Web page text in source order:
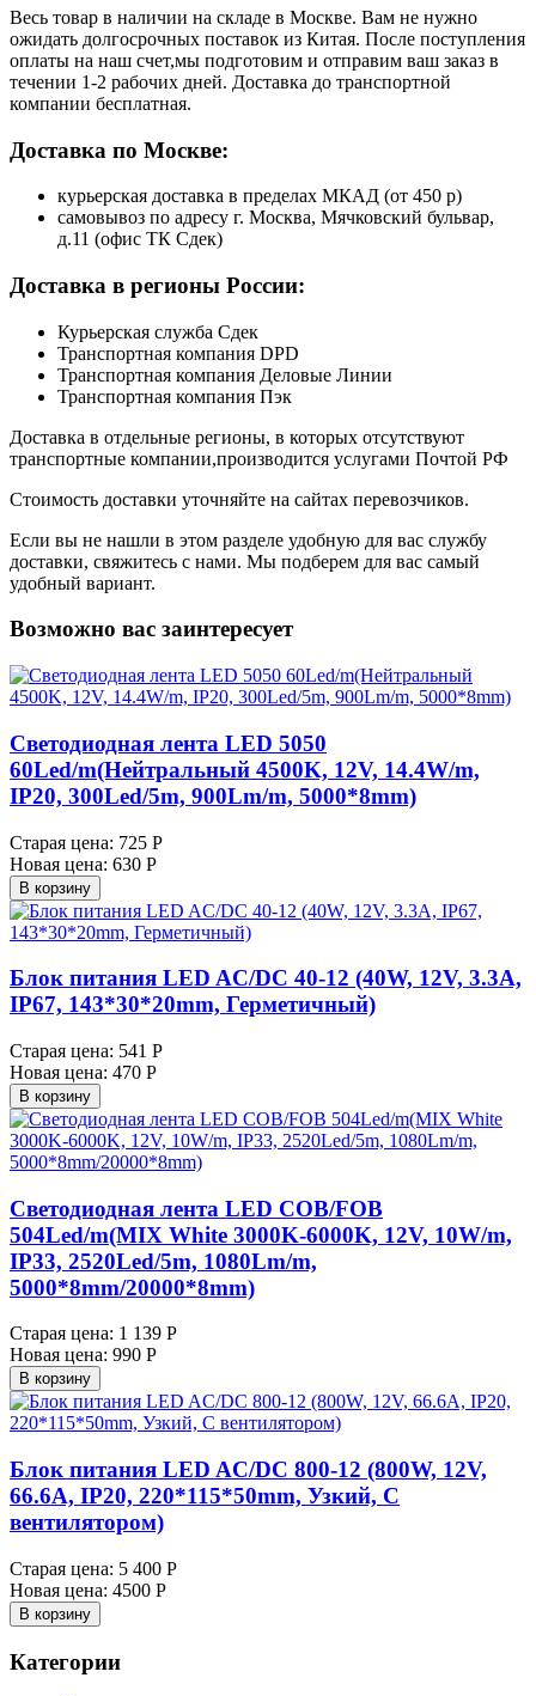
Весь товар в наличии на складе в Москве. Вам не нужно
ожидать долгосрочных поставок из Китая. После поступления
оплаты на наш счет,мы подготовим и отправим ваш заказ в
течении 1-2 рабочих дней. Доставка до транспортной
компании бесплатная.
Доставка по Москве:
курьерская доставка в пределах МКАД (от 450 р)
самовывоз по адресу г. Москва, Мячковский бульвар,
д.11 (офис ТК Сдек)
Доставка в регионы России:
Курьерская служба Сдек
Транспортная компания DPD
Транспортная компания Деловые Линии
Транспортная компания Пэк
Доставка в отдельные регионы, в которых отсутствуют
транспортные компании,производится услугами Почтой РФ
Стоимость доставки уточняйте на сайтах перевозчиков.
Если вы не нашли в этом разделе удобную для вас службу
доставки, свяжитесь с нами. Мы подберем для вас самый
удобный вариант.
Возможно вас заинтересует
Светодиодная лента LED 5050
60Led/m(Нейтральный 4500K, 12V, 14.4W/m,
IP20, 300Led/5m, 900Lm/m, 5000*8mm)
Старая цена: 725 Р
Новая цена: 630 Р
В корзину
Блок питания LED AC/DC 40-12 (40W, 12V, 3.3A,
IP67, 143*30*20mm, Герметичный)
Старая цена: 541 Р
Новая цена: 470 Р
В корзину
Светодиодная лента LED COB/FOB
504Led/m(MIX White 3000K-6000K, 12V, 10W/m,
IP33, 2520Led/5m, 1080Lm/m,
5000*8mm/20000*8mm)
Старая цена: 1 139 Р
Новая цена: 990 Р
В корзину
Блок питания LED AC/DC 800-12 (800W, 12V,
66.6A, IP20, 220*115*50mm, Узкий, С
вентилятором)
Старая цена: 5 400 Р
Новая цена: 4500 Р
В корзину
Категории